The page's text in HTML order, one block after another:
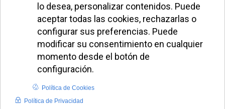
Europa una
respuesta ante los
naufragios
LAURA CLAVERÍA PAPA LEÓN XIV